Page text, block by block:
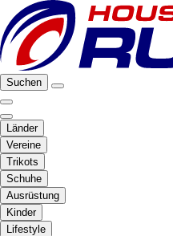
Suchen
Länder
Vereine
Trikots
Schuhe
Ausrüstung
Kinder
Lifestyle